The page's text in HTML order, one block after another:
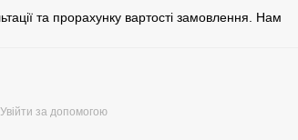
та прорахунку вартості замовлення. Нам
Увійти за допомогою